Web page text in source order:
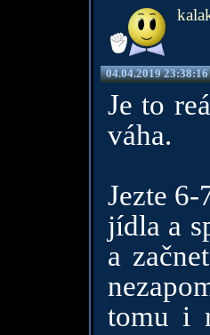
04.04.2019 23:38:16
Je to
váha.
Jezte 6-
jídla a
a
tomu i